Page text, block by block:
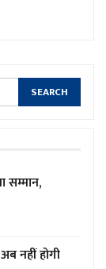
सम्मान,
नहीं होगी